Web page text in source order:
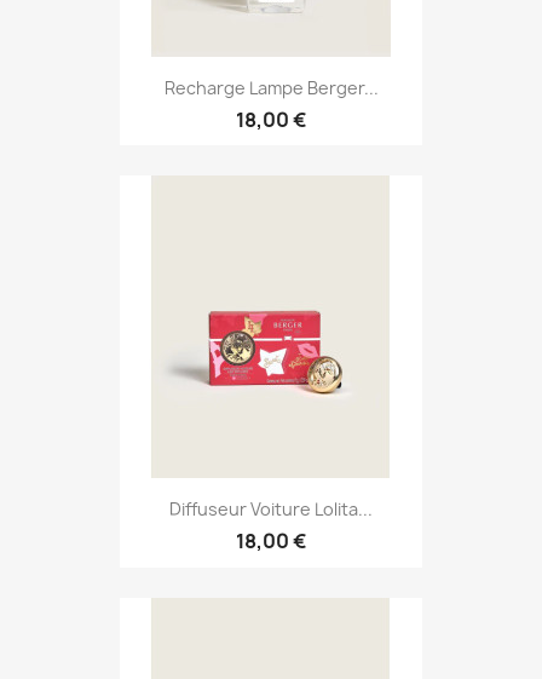
Recharge Lampe Berger...
18,00 €
Diffuseur Voiture Lolita...
18,00 €